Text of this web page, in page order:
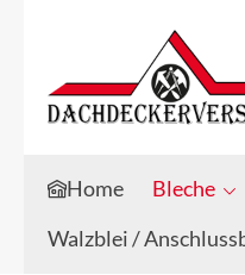
Zum Hauptinhalt springen
Zur Suche springen
Home Bleche
Walzblei /